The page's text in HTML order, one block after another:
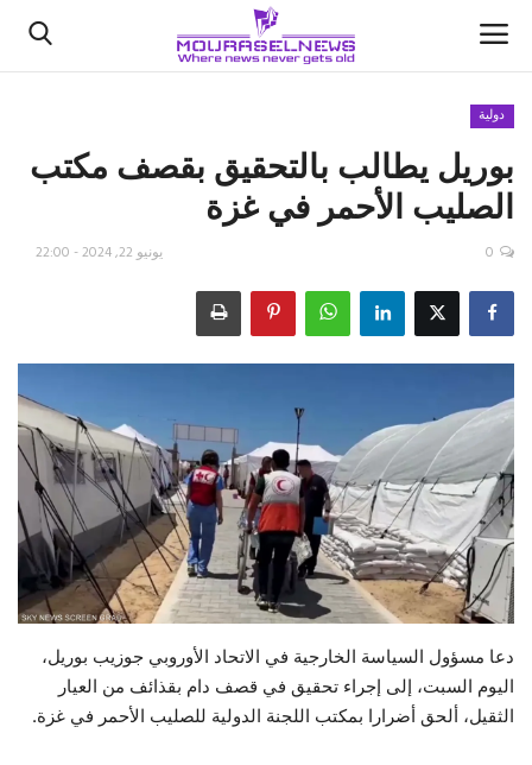
الأخبار
كتّابنا
اقتصاد
علوم وتكنولوجيا
رياضة
فيديو
حياة
دولية
بوريل يطالب بالتحقيق بقصف مكتب
الصليب الأحمر في غزة
يونيو 22, 2024 - 22:00 0
دعا مسؤول السياسة الخارجية في الاتحاد الأوروبي جوزيب بوريل،
اليوم السبت، إلى إجراء تحقيق في قصف دام بقذائف من العيار
الثقيل، ألحق أضرارا بمكتب اللجنة الدولية للصليب الأحمر في غزة.